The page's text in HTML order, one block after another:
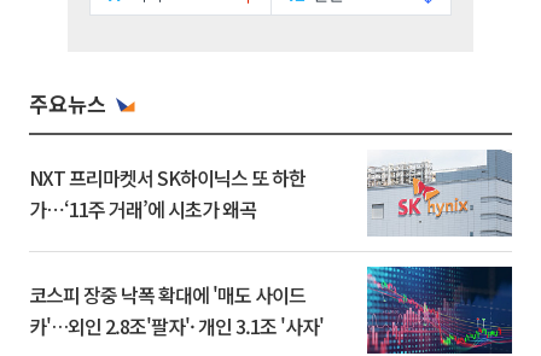
주요뉴스
NXT 프리마켓서 SK하이닉스 또 하한
가⋯‘11주 거래’에 시초가 왜곡
코스피 장중 낙폭 확대에 '매도 사이드
카'…외인 2.8조'팔자'· 개인 3.1조 '사자'